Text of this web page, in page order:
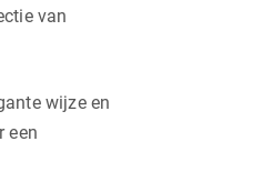
van
wijze en
een